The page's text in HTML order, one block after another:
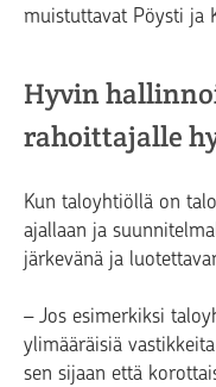
muistuttavat Pöysti ja
Hyvin
rahoittajalle
Kun taloyhtiöllä on
ajallaan ja
järkevänä ja
– Jos esimerkiksi
ylimääräisiä
sen sijaan että